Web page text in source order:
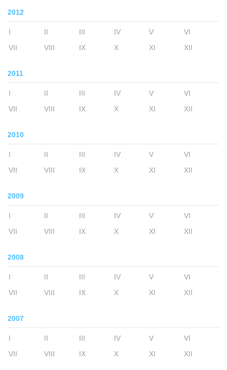
2012
I II III IV V
VI
VII
VIII IX X XI XII
2011
I II III IV V
VI
VII
VIII IX X XI XII
2010
I II III IV V
VI
VII
VIII IX X XI XII
2009
I II III IV V
VI
VII
VIII IX X XI XII
2008
I II III IV V
VI
VII
VIII IX X XI XII
2007
I II III IV V
VI
VII
VIII IX X XI XII